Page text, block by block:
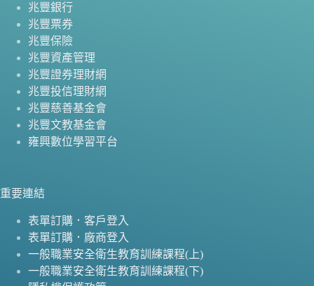
兆豐銀行
兆豐票券
兆豐保險
兆豐資產管理
兆豐證券理財網
兆豐投信理財網
兆豐慈善基金會
兆豐文教基金會
雍興數位學習平台
重要連結
表單訂購．客戶登入
表單訂購．廠商登入
一般職業安全衛生教育訓練課程(上)
一般職業安全衛生教育訓練課程(下)